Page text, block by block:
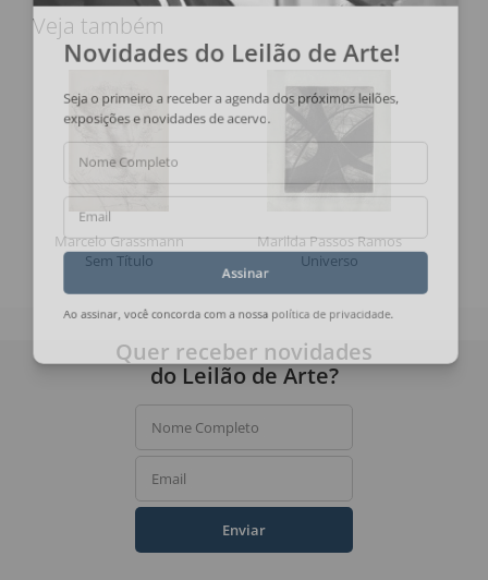
Veja também
Marcelo Grassmann
Sem Título
Marilda Passos Ramos
Universo
Novidades do Leilão de Arte!
Seja o primeiro a receber a agenda dos próximos leilões,
exposições e novidades de acervo.
Nome Completo
Email
Quer receber novidades
do Leilão de Arte?
Nome Completo
Email
Enviar